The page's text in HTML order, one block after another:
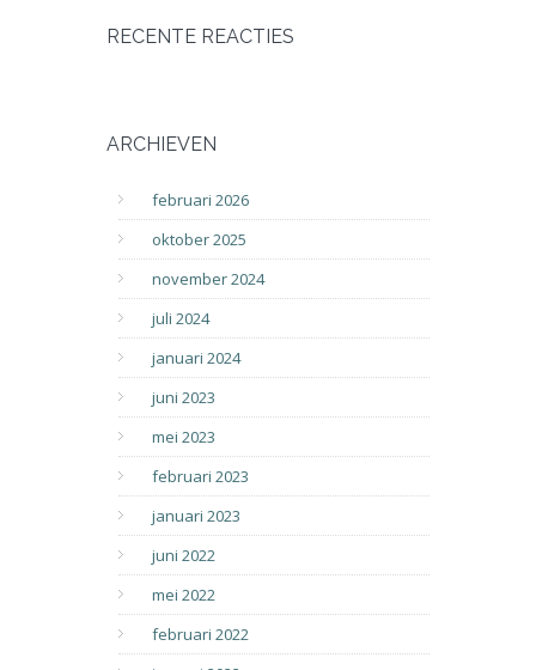
RECENTE REACTIES
ARCHIEVEN
februari 2026
oktober 2025
november 2024
juli 2024
januari 2024
juni 2023
mei 2023
februari 2023
januari 2023
juni 2022
mei 2022
februari 2022